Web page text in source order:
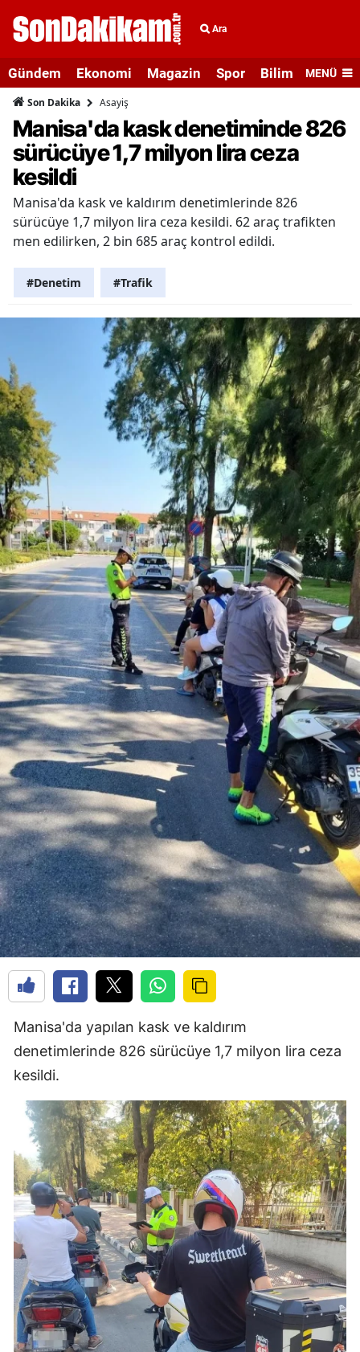
Ara
Gündem Ekonomi Magazin Spor Bilim veMENÜ
Son Dakika Asayiş
Manisa'da kask denetiminde 826
sürücüye 1,7 milyon lira ceza
kesildi
Manisa'da kask ve kaldırım denetimlerinde 826
sürücüye 1,7 milyon lira ceza kesildi. 62 araç trafikten
men edilirken, 2 bin 685 araç kontrol edildi.
#Denetim #Trafik
Manisa'da yapılan kask ve kaldırım
denetimlerinde 826 sürücüye 1,7 milyon lira ceza
kesildi.